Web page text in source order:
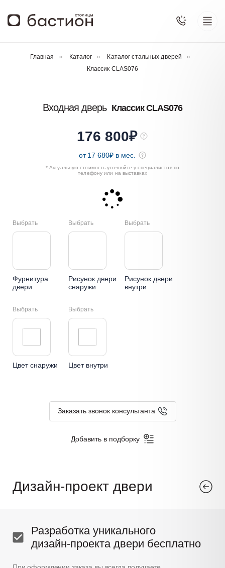
Главная Каталог
Каталог стальных дверей
Классик CLAS076
Входная дверь Классик CLAS076
176 800₽
от 17 680₽ в мес.
* Актуальную стоимость уточняйте у специалистов по
телефону или на выставках
Выбрать
Фурнитура
двери
Выбрать
Рисунок двери
снаружи
Выбрать
Рисунок двери
внутри
Выбрать
Цвет снаружи
Выбрать
Цвет внутри
Заказать звонок консультанта
Дизайн-проект двери
Разработка уникального
дизайн-проекта двери бесплатно